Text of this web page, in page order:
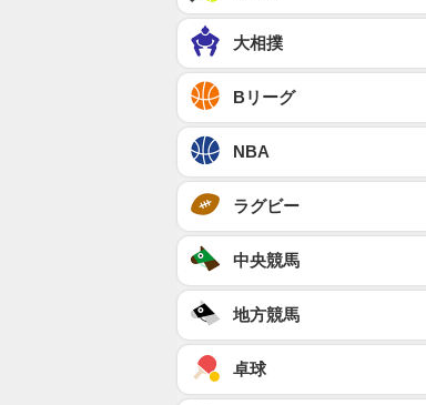
大相撲
Bリーグ
NBA
ラグビー
中央競馬
地方競馬
卓球